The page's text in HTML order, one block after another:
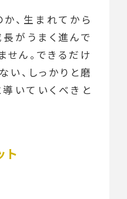
、生まれてから
がうまく進んで
せん。できるだけ
い、しっかりと磨
いていくべきと
ト